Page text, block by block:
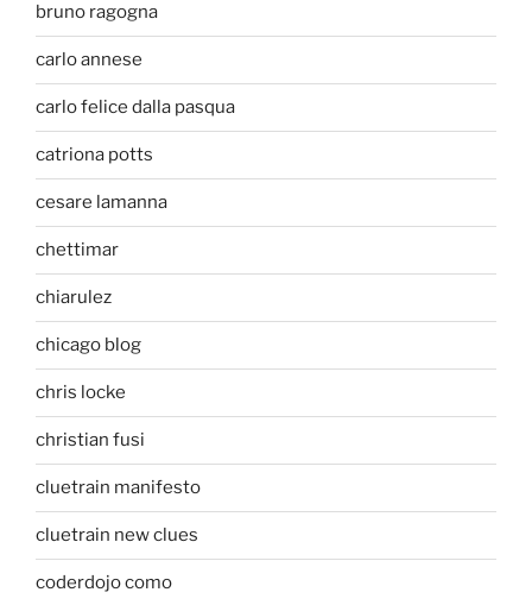
bruno ragogna
carlo annese
carlo felice dalla pasqua
catriona potts
cesare lamanna
chettimar
chiarulez
chicago blog
chris locke
christian fusi
cluetrain manifesto
cluetrain new clues
coderdojo como